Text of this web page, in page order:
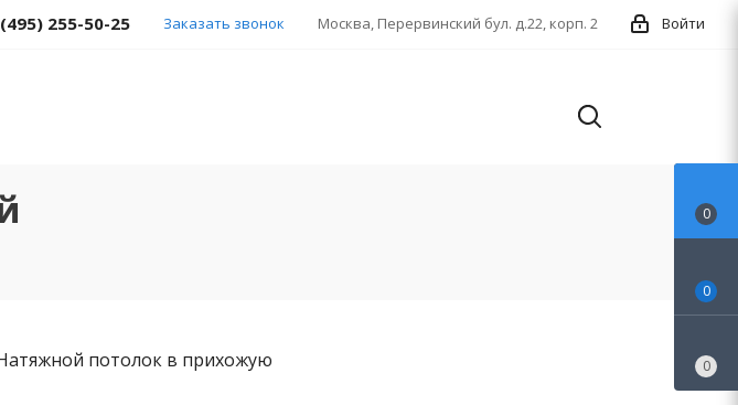
Войти
Москва, Перервинский бул. д.22, корп. 2
255-50-25 Заказать звонок
потолок в прихожую
0
0
0